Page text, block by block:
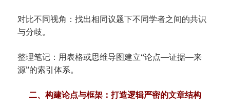
对比不同视角：找出相同议题下不同学者之间的共识
与分歧。
整理笔记：用表格或思维导图建立“论点—证据—来
源”的索引体系。
二、构建论点与框架：打造逻辑严密的文章结构